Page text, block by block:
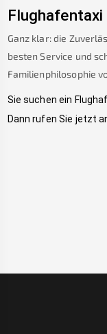
Flughafentaxi
Ganz klar: die
besten Service und
Familienphilosophie
Sie suchen ein
Dann rufen Sie jetzt